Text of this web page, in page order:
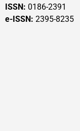
ISSN: 0186-2391
e-ISSN: 2395-8235